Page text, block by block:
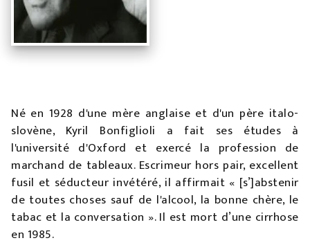
Né en 1928 d'une mère anglaise et d'un père italo-
slovène, Kyril Bonfiglioli a fait ses études à
l'université d'Oxford et exercé la profession de
marchand de tableaux. Escrimeur hors pair, excellent
fusil et séducteur invétéré, il affirmait « [s’]abstenir
de toutes choses sauf de l'alcool, la bonne chère, le
tabac et la conversation ». Il est mort d’une cirrhose
en 1985.